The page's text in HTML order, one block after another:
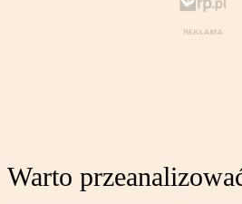
Warto